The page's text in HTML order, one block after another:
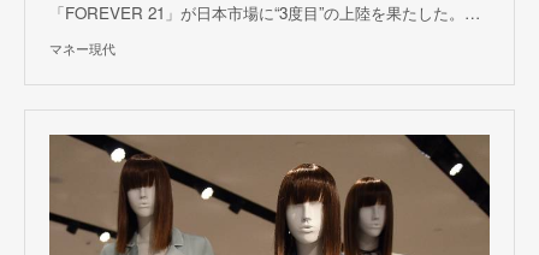
「FOREVER 21」が日本市場に“3度目”の上陸を果たした。…
マネー現代